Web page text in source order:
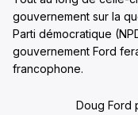
gouvernement sur la
Parti démocratique
gouvernement Ford
francophone.
Doug Ford